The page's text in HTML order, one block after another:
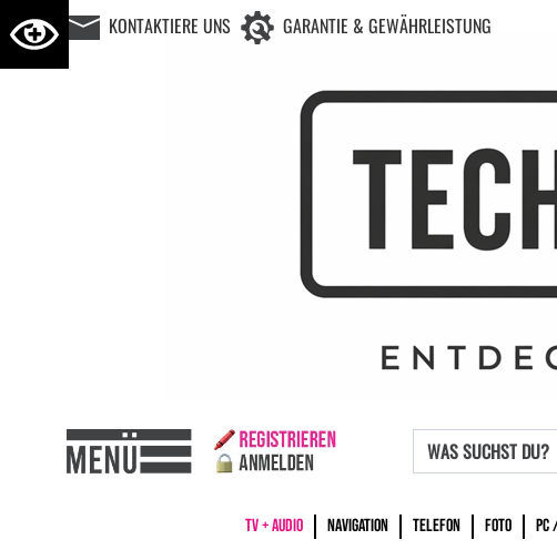
KONTAKTIERE UNS GARANTIE & GEWÄHRLEISTUNG
TV + AUDIO NAVIGATION TELEFON FOTO PC